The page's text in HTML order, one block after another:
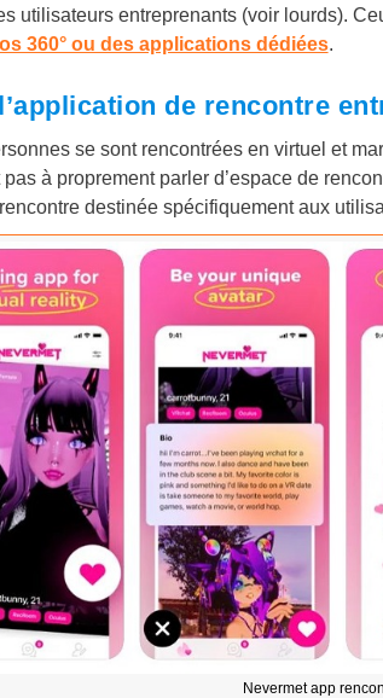
utilisateurs entreprenants (voir lourds).
360° ou des applications dédiées.
de rencontre
se sont rencontrées en virtuel et
pas à proprement parler d’espace de
destinée spécifiquement aux
Nevermet app